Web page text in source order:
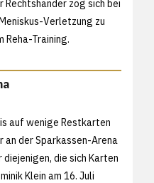
Rechtshänder zog sich bei
Verletzung zu
Reha-Training.
auf wenige Restkarten
der Sparkassen-Arena
die sich Karten
Klein am 16. Juli